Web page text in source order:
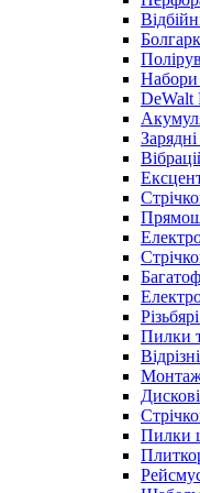
Набори
DeWalt
Пилки
Пилки